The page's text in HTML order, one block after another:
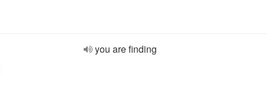
you are finding